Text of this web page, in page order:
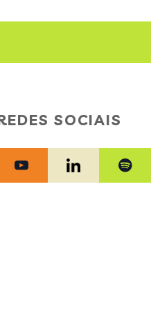
SOCIAIS